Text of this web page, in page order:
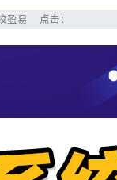
盈易 点击：